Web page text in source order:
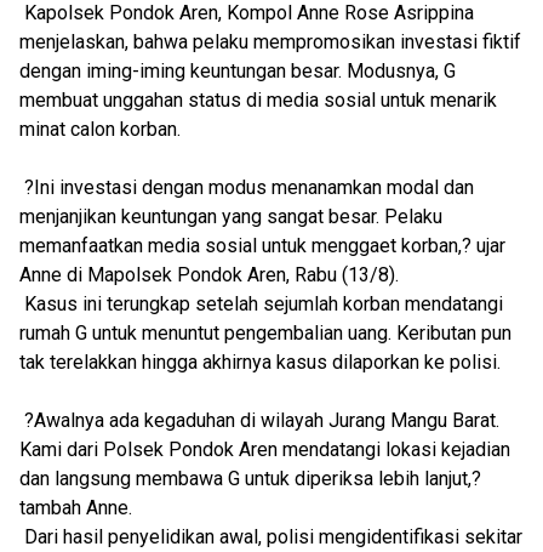
Kapolsek Pondok Aren, Kompol Anne Rose Asrippina
menjelaskan, bahwa pelaku mempromosikan investasi fiktif
dengan iming-iming keuntungan besar. Modusnya, G
membuat unggahan status di media sosial untuk menarik
minat calon korban.
?Ini investasi dengan modus menanamkan modal dan
menjanjikan keuntungan yang sangat besar. Pelaku
memanfaatkan media sosial untuk menggaet korban,? ujar
Anne di Mapolsek Pondok Aren, Rabu (13/8).
Kasus ini terungkap setelah sejumlah korban mendatangi
rumah G untuk menuntut pengembalian uang. Keributan pun
tak terelakkan hingga akhirnya kasus dilaporkan ke polisi.
?Awalnya ada kegaduhan di wilayah Jurang Mangu Barat.
Kami dari Polsek Pondok Aren mendatangi lokasi kejadian
dan langsung membawa G untuk diperiksa lebih lanjut,?
tambah Anne.
Dari hasil penyelidikan awal, polisi mengidentifikasi sekitar